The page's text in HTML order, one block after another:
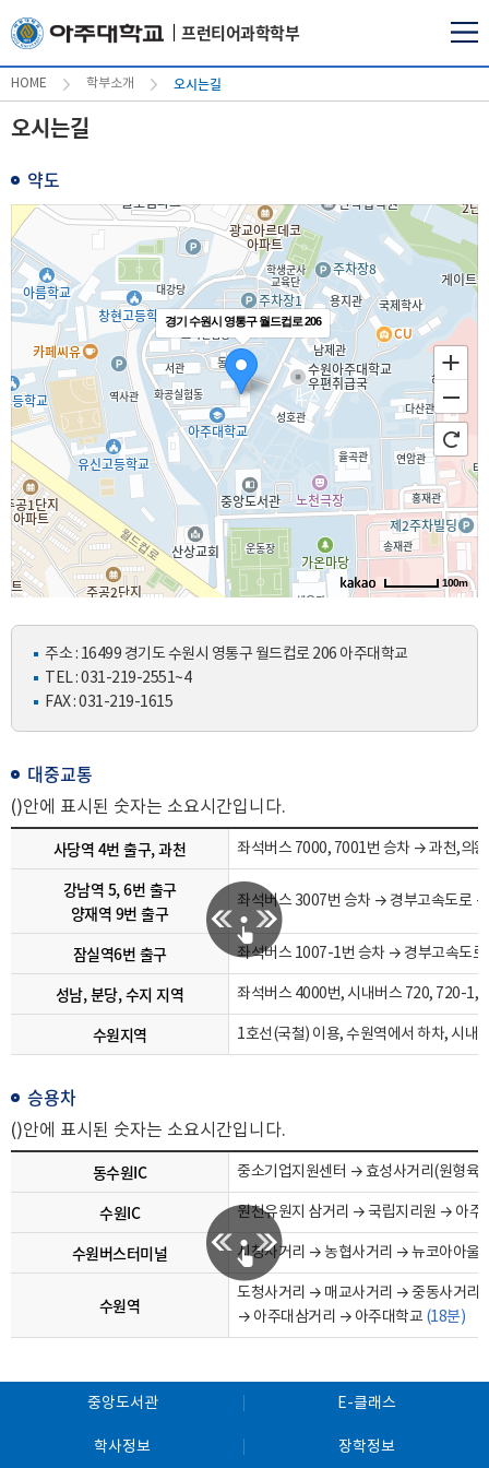
프런티어과학학부
HOME 학부소개 오시는길
오시는길
약도
경기 수원시 영통구 월드컵로 206
100m
주소 : 16499 경기도 수원시 영통구 월드컵로 206 아주대학교
TEL :031-219-2551~4
FAX : 031-219-1615
대중교통
()안에 표시된 숫자는 소요시간입니다.
사당역 4번 출구, 과천 좌석버스 7000, 7001번 승차 → 과천,의
강남역 5, 6번 출구
양재역 9번 출구
좌석버스 3007번 승차 → 경부고속도로
잠실역6번 출구 좌석버스 1007-1번 승차 → 경부고속도
성남, 분당, 수지 지역 좌석버스 4000번, 시내버스 720, 720-1,
수원지역 1호선(국철) 이용, 수원역에서 하차, 시
승용차
()안에 표시된 숫자는 소요시간입니다.
동수원IC 중소기업지원센터 → 효성사거리(원형육
수원IC 원천유원지 삼거리 → 국립지리원 → 아주
수원버스터미널 시청사거리 → 농협사거리 → 뉴코아아
수원역
도청사거리 → 매교사거리 → 중동사거리
→ 아주대삼거리 → 아주대학교 (18분)
중앙도서관 E-클래스
학사정보 장학정보